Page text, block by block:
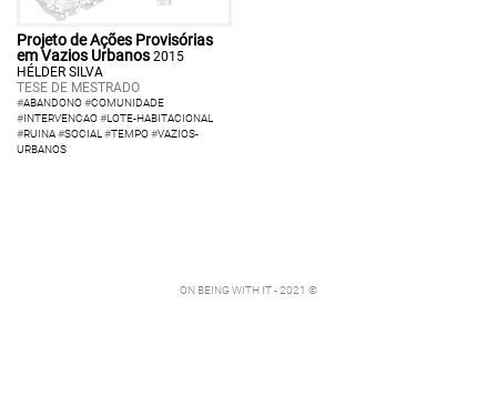
Projeto de Ações Provisórias
em Vazios Urbanos 2015
HÉLDER SILVA
TESE DE MESTRADO
#ABANDONO#COMUNIDADE
#INTERVENCAO#LOTE-HABITACIONAL
#RUINA#SOCIAL #TEMPO#VAZIOS-
URBANOS
ON BEING WITH IT - 2021 ©